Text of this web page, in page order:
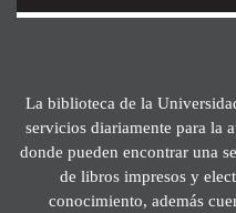
La biblioteca de la
servicios diariamente para la
donde pueden encontrar una
de libros impresos y
conocimiento, además